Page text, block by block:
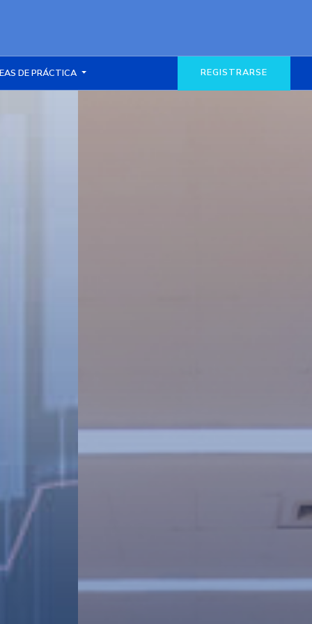
DE PRÁCTICA REGISTRARSE